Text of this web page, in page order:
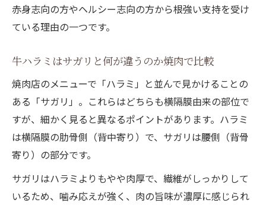
焼肉で牛ハラミを秋葉原駅付近で選ぶポイ
ント
め特徴
焼肉の牛ハラミで秋葉原駅周辺を満喫する
コツ
カルビとハラミの違いと選び方を解説
焼肉でカルビと牛ハラミの違いを分かりや
すく解説
カルビと牛ハラミの焼肉での選び方とおす
すめ理由
赤身志向の方やヘルシー志向の方から根強い支持を受け
ている理由の一つです。
牛ハラミはサガリと何が違うのか焼肉で比較
焼肉店のメニューで「ハラミ」と並んで見かけることの
ある「サガリ」。これらはどちらも横隔膜由来の部位で
すが、細かく見ると異なるポイントがあります。ハラミ
は横隔膜の肋骨側（背中寄り）で、サガリは腰側（背骨
寄り）の部分です。
サガリはハラミよりもやや肉厚で、繊維がしっかりして
いるため、噛み応えが強く、肉の旨味が濃厚に感じられ